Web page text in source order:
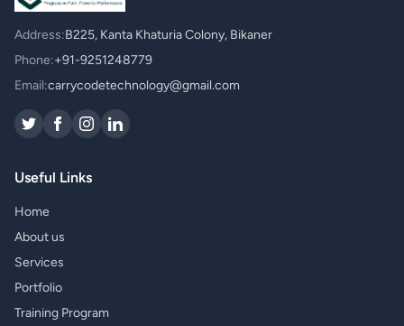
Address:B225, Kanta Khaturia Colony, Bikaner
Phone:+91-9251248779
Email:carrycodetechnology@gmail.com
Useful Links
Home
About us
Services
Portfolio
Training Program